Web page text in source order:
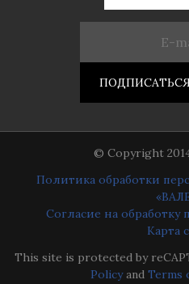
© Copyright
Политика обработки
Согласие на
Карта
This site is protected by
Policyand Terms